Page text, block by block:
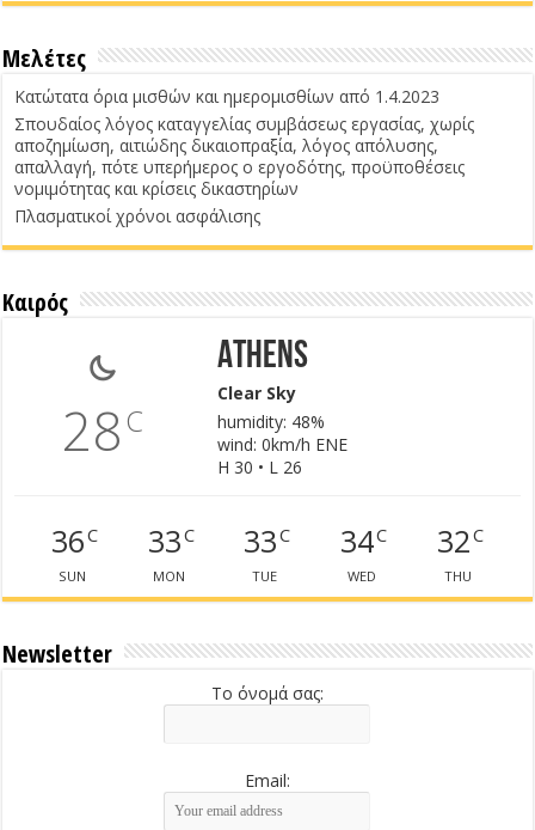
Μελέτες
Κατώτατα όρια μισθών και ημερομισθίων από 1.4.2023
Σπουδαίος λόγος καταγγελίας συμβάσεως εργασίας, χωρίς
αποζημίωση, αιτιώδης δικαιοπραξία, λόγος απόλυσης,
απαλλαγή, πότε υπερήμερος ο εργοδότης, προϋποθέσεις
νομιμότητας και κρίσεις δικαστηρίων
Πλασματικοί χρόνοι ασφάλισης
Καιρός
28C
Athens
Clear Sky
humidity: 48%
wind: 0km/h ENE
H 30 • L 26
36C
SUN
33C
MON
33C
TUE
34C
WED
32C
THU
Newsletter
Το όνομά σας:
Email: